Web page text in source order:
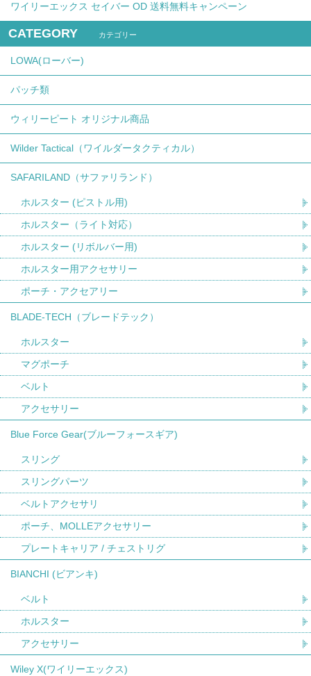
ワイリーエックス セイバー OD 送料無料キャンペーン
CATEGORY カテゴリー
LOWA(ローバー)
パッチ類
ウィリーピート オリジナル商品
Wilder Tactical（ワイルダータクティカル）
SAFARILAND（サファリランド）
ホルスター (ピストル用)
ホルスター（ライト対応）
ホルスター (リボルバー用)
ホルスター用アクセサリー
ポーチ・アクセアリー
BLADE-TECH（ブレードテック）
ホルスター
マグポーチ
ベルト
アクセサリー
Blue Force Gear(ブルーフォースギア)
スリング
スリングパーツ
ベルトアクセサリ
ポーチ、MOLLEアクセサリー
プレートキャリア / チェストリグ
BIANCHI (ビアンキ)
ベルト
ホルスター
アクセサリー
Wiley X(ワイリーエックス)